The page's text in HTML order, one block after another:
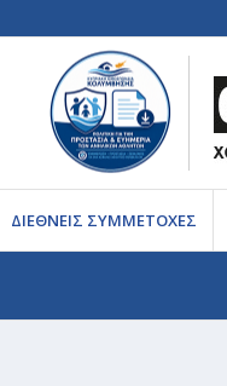
ΔΙΕΘΝΕΙΣ ΣΥΜΜΕΤΟΧΕΣ